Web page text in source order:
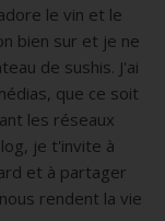
le vin et le
bien sur et je ne
de sushis. J'ai
que ce soit
les réseaux
je t'invite à
et à partager
rendent la vie